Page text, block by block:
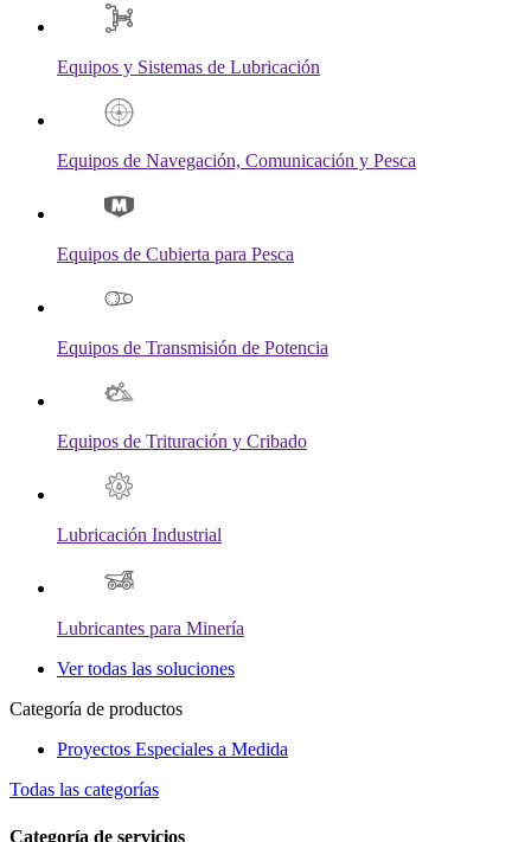
Equipos y Sistemas de Lubricación
Equipos de Navegación, Comunicación y Pesca
Equipos de Cubierta para Pesca
Equipos de Transmisión de Potencia
Equipos de Trituración y Cribado
Lubricación Industrial
Lubricantes para Minería
Ver todas las soluciones
Categoría de productos
Proyectos Especiales a Medida
Todas las categorías
Categoría de servicios